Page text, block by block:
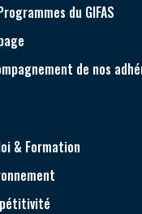
du GIFAS
de nos
& Formation